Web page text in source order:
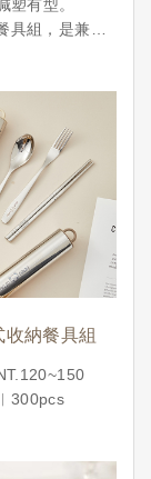
塑有型。
具組，是兼顧
方便日常外食
用。
用的綠色生活
為企業送禮表
都是一份傳遞
好選擇。產品
收納餐具組